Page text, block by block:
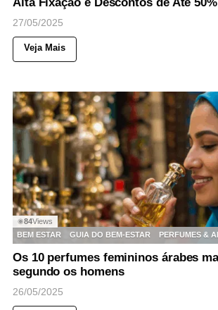
27/05/2025
Veja Mais
◉84Views
BEM ESTAR
GUIA DO BEM-ESTAR PERFUMES &
Os 10 perfumes femininos árabes
segundo os homens
26/05/2025